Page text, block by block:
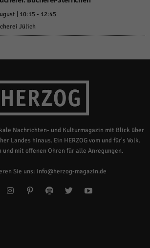
| 10:15 - 12:45
Jülich
Nachrichten- und Kulturmagazin mit Blick über
Landes hinaus. Ein HERZOG vom und für's Volk.
und mit offenen Ohren für alle Anregungen.
Sie uns: info@herzog-magazin.de